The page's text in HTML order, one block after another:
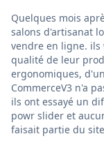
Quelques mois
salons d'artisanat
vendre en ligne.
qualité de leur
ergonomiques,
CommerceV3 n'a
ils ont essayé un
powr slider et
faisait partie du